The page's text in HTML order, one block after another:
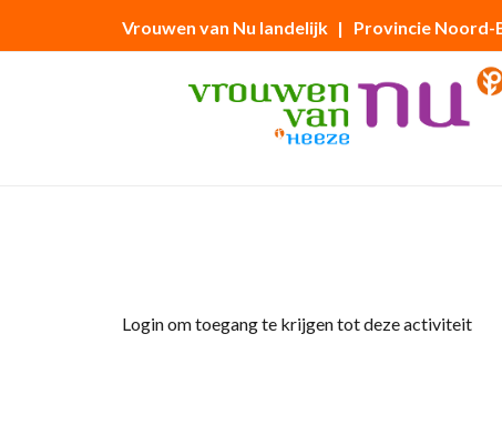
Vrouwen van Nu landelijk | Provincie Noord-
Login om toegang te krijgen tot deze activiteit